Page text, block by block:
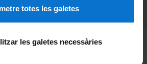
totes les galetes
les galetes necessàries
Miembro de la